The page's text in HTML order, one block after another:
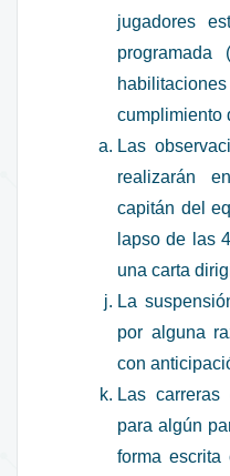
jugadores
cumplimiento
Las
realizarán
capitán del
lapso de las
una carta
La
por alguna
con
Las
para algún
forma